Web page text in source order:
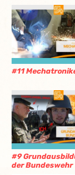
#11
#9
der Bundeswehr